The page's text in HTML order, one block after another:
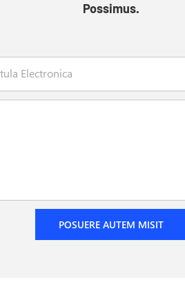
Possimus.
Electronica
POSUERE AUTEM MISIT